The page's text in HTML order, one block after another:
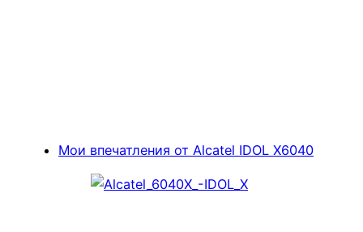
Мои впечатления от Alcatel IDOL X6040